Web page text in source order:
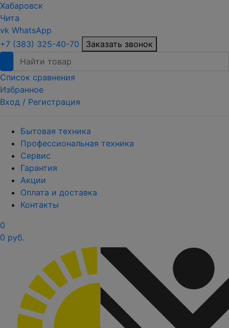
Хабаровск
Чита
vk WhatsApp
+7 (383) 325-40-70
Заказать звонок
Список сравнения
Избранное
Вход / Регистрация
Бытовая техника
Профессиональная техника
Сервис
Гарантия
Акции
Оплата и доставка
Контакты
0
0 руб.